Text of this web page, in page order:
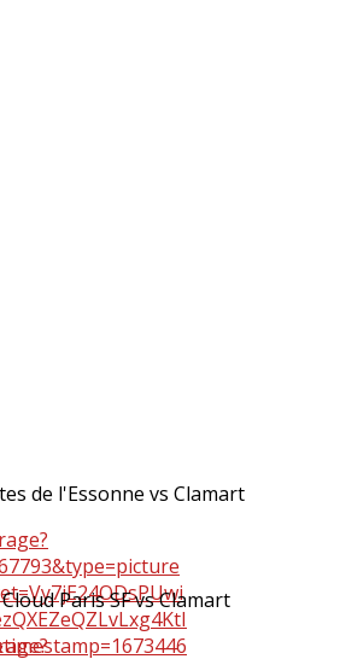
de l'Essonne vs Clamart
Paris SF vs Clamart